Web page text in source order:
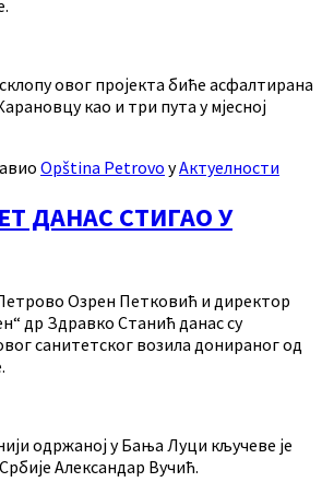
овог пројекта биће асфалтирана
као и три пута у мјесној
Opština Petrovo уАктуелности
ДАНАС СТИГАО У
Озрен Петковић и директор
др Здравко Станић данас су
санитетског возила донираног од
одржаној у Бања Луци кључеве је
Александар Вучић.